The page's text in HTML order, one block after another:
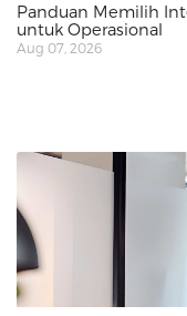
Panduan Memilih
untuk Operasional
Aug 07, 2026